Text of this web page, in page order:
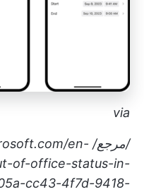
via
/مرجع/ en-
of-office-status-in-
cc43-4f7d-9418-